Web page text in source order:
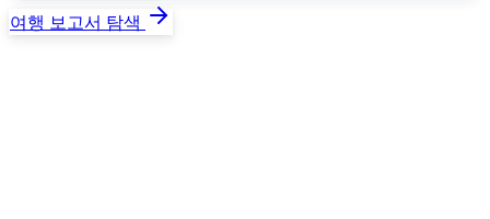
여행 보고서 탐색